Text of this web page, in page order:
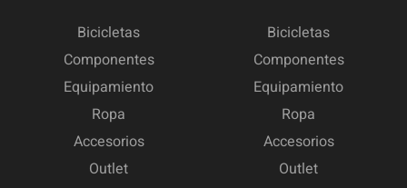
Bicicletas
Componentes
Equipamiento
Ropa
Accesorios
Outlet
Bicicletas
Componentes
Equipamiento
Ropa
Accesorios
Outlet